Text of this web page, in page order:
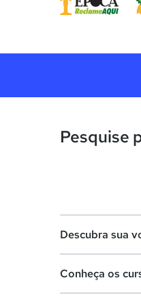
Pesquise
Descubra sua
Conheça os